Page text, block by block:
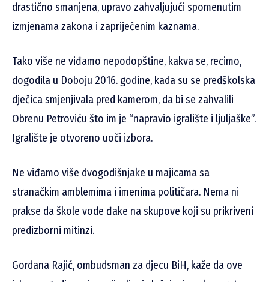
drastično smanjena, upravo zahvaljujući spomenutim
izmjenama zakona i zaprijećenim kaznama.
Tako više ne viđamo nepodopštine, kakva se, recimo,
dogodila u Doboju 2016. godine, kada su se predškolska
dječica smjenjivala pred kamerom, da bi se zahvalili
Obrenu Petroviću što im je “napravio igralište i ljuljaške”.
Igralište je otvoreno uoči izbora.
Ne viđamo više dvogodišnjake u majicama sa
stranačkim amblemima i imenima političara. Nema ni
prakse da škole vode đake na skupove koji su prikriveni
predizborni mitinzi.
Gordana Rajić, ombudsman za djecu BiH, kaže da ove